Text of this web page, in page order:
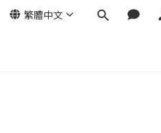
繁體中文